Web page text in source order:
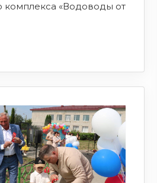
комплекса «Водоводы от